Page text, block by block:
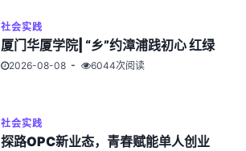
社会实践
厦门华厦学院| “乡”约漳浦践初心 红绿
2026-08-08 6044次阅读
社会实践
探路OPC新业态，青春赋能单人创业